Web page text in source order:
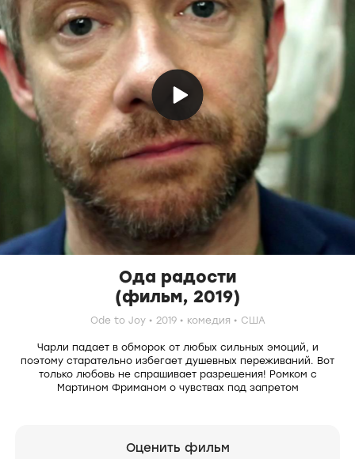
Ода радости
(фильм, 2019)
Ode to Joy 2019 комедия США
Чарли падает в обморок от любых сильных эмоций, и
поэтому старательно избегает душевных переживаний. Вот
только любовь не спрашивает разрешения! Ромком с
Мартином Фриманом о чувствах под запретом
Оценить фильм